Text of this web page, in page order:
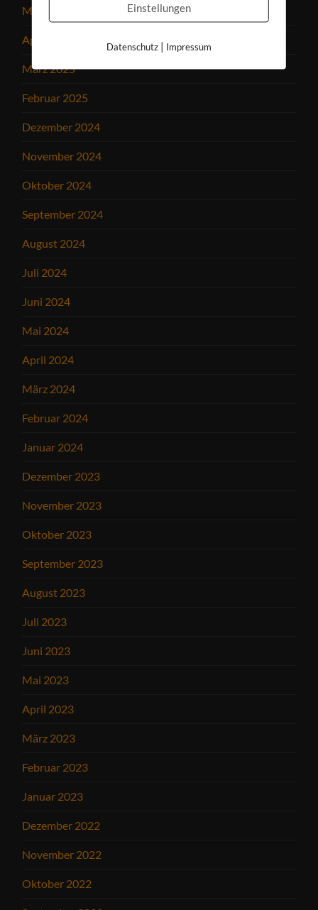
Mai 2025
April 2025
März 2025
Februar 2025
Dezember 2024
November 2024
Oktober 2024
September 2024
August 2024
Juli 2024
Juni 2024
Mai 2024
April 2024
März 2024
Februar 2024
Januar 2024
Dezember 2023
November 2023
Oktober 2023
September 2023
August 2023
Juli 2023
Juni 2023
Mai 2023
April 2023
März 2023
Februar 2023
Januar 2023
Dezember 2022
November 2022
Oktober 2022
Einstellungen
Datenschutz| Impressum